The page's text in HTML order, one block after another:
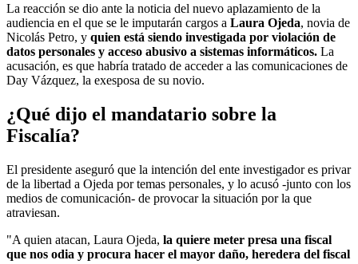
La reacción se dio ante la noticia del nuevo aplazamiento de la
audiencia en el que se le imputarán cargos a Laura Ojeda, novia de
Nicolás Petro, y quien está siendo investigada por violación de
datos personales y acceso abusivo a sistemas informáticos. La
acusación, es que habría tratado de acceder a las comunicaciones de
Day Vázquez, la exesposa de su novio.
¿Qué dijo el mandatario sobre la
Fiscalía?
El presidente aseguró que la intención del ente investigador es privar
de la libertad a Ojeda por temas personales, y lo acusó -junto con los
medios de comunicación- de provocar la situación por la que
atraviesan.
"A quien atacan, Laura Ojeda, la quiere meter presa una fiscal
que nos odia y procura hacer el mayor daño, heredera del fiscal